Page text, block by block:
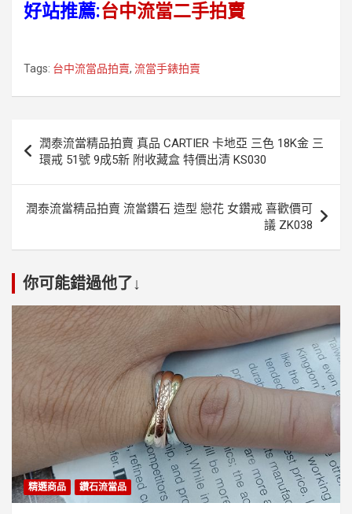
好站推薦:台中流當二手拍賣
Tags: 台中流當品拍賣, 流當手錶拍賣
章
導
覽
潤泰流當精品拍賣 真品 CARTIER 卡地亞 三色 18K金 三
環戒 51號 9成5新 附收藏盒 特價出清 KS030
潤泰流當精品拍賣 流當鑽石 造型 戀花 女鑽戒 喜歡價可
議 ZK038
你可能錯過他了↓
精選商品 鑽石流當品